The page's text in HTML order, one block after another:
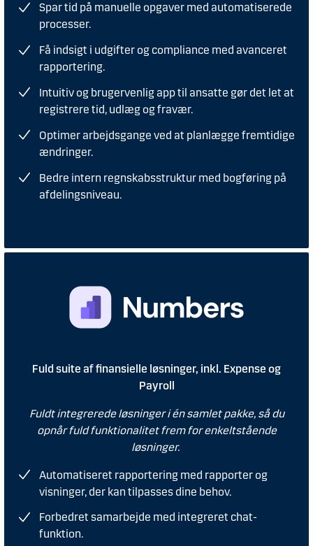
Spar tid på manuelle opgaver med automatiserede
processer.
Få indsigt i udgifter og compliance med avanceret
rapportering.
Intuitiv og brugervenlig app til ansatte gør det let at
registrere tid, udlæg og fravær.
Optimer arbejdsgange ved at planlægge fremtidige
ændringer.
Bedre intern regnskabsstruktur med bogføring på
afdelingsniveau.
Fuld suite af finansielle løsninger, inkl. Expense og
Payroll
Fuldt integrerede løsninger i én samlet pakke, så du
opnår fuld funktionalitet frem for enkeltstående
løsninger.
Automatiseret rapportering med rapporter og
visninger, der kan tilpasses dine behov.
Forbedret samarbejde med integreret chat-
funktion.